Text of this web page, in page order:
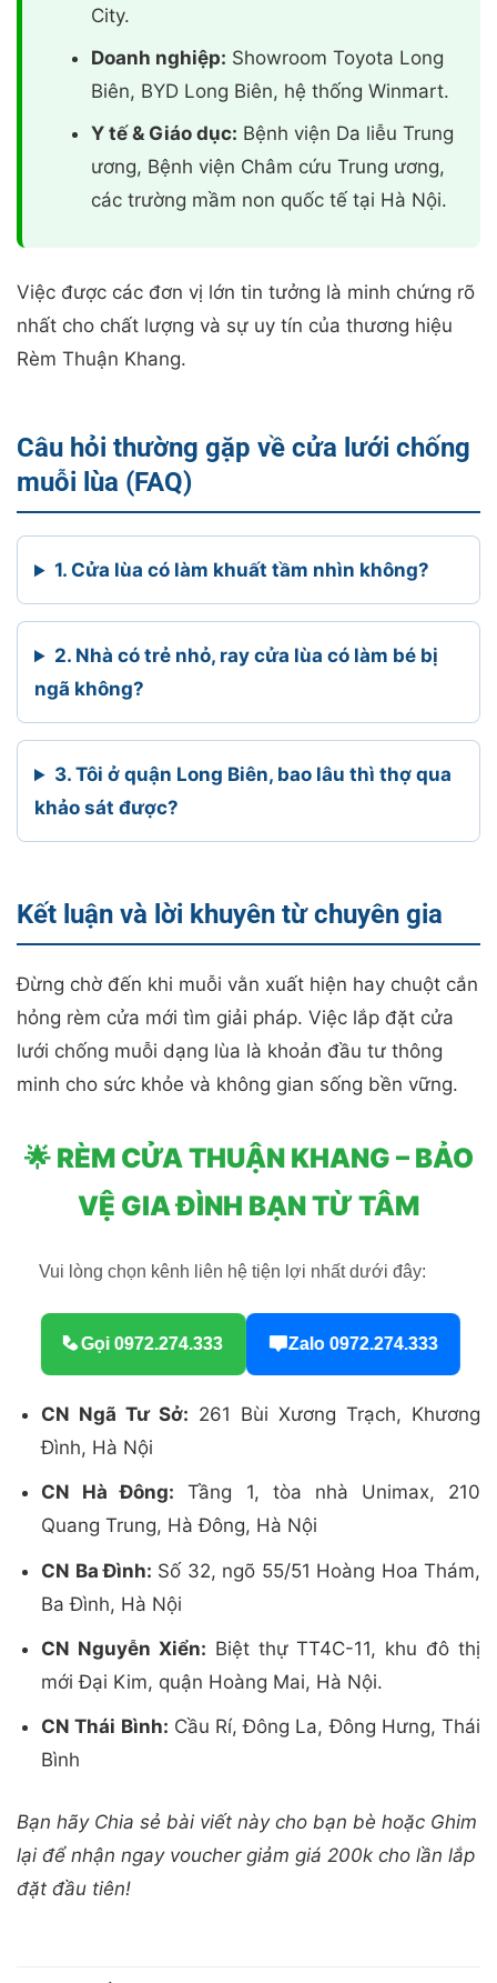
City.
Doanh nghiệp: Showroom Toyota Long
Biên, BYD Long Biên, hệ thống Winmart.
Y tế & Giáo dục: Bệnh viện Da liễu Trung
ương, Bệnh viện Châm cứu Trung ương,
các trường mầm non quốc tế tại Hà Nội.
Việc được các đơn vị lớn tin tưởng là minh chứng rõ
nhất cho chất lượng và sự uy tín của thương hiệu
Rèm Thuận Khang.
Câu hỏi thường gặp về cửa lưới chống
muỗi lùa (FAQ)
1. Cửa lùa có làm khuất tầm nhìn không?
2. Nhà có trẻ nhỏ, ray cửa lùa có làm bé bị
ngã không?
3. Tôi ở quận Long Biên, bao lâu thì thợ qua
khảo sát được?
Kết luận và lời khuyên từ chuyên gia
Đừng chờ đến khi muỗi vằn xuất hiện hay chuột cắn
hỏng rèm cửa mới tìm giải pháp. Việc lắp đặt cửa
lưới chống muỗi dạng lùa là khoản đầu tư thông
minh cho sức khỏe và không gian sống bền vững.
🌟 RÈM CỬA THUẬN KHANG – BẢO
VỆ GIA ĐÌNH BẠN TỪ TÂM
Vui lòng chọn kênh liên hệ tiện lợi nhất dưới đây:
Gọi 0972.274.333 Zalo 0972.274.333
CN Ngã Tư Sở: 261 Bùi Xương Trạch, Khương
Đình, Hà Nội
CN Hà Đông: Tầng 1, tòa nhà Unimax, 210
Quang Trung, Hà Đông, Hà Nội
CN Ba Đình: Số 32, ngõ 55/51 Hoàng Hoa Thám,
Ba Đình, Hà Nội
CN Nguyễn Xiển: Biệt thự TT4C-11, khu đô thị
mới Đại Kim, quận Hoàng Mai, Hà Nội.
CN Thái Bình: Cầu Rí, Đông La, Đông Hưng, Thái
Bình
Bạn hãy Chia sẻ bài viết này cho bạn bè hoặc Ghim
lại để nhận ngay voucher giảm giá 200k cho lần lắp
đặt đầu tiên!